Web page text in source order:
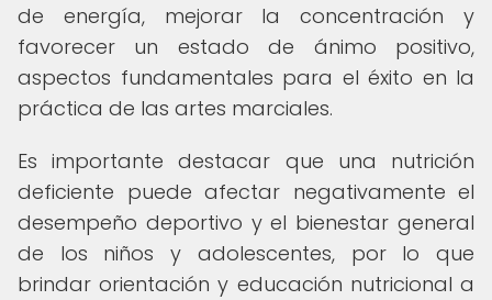
de energía, mejorar la concentración y
favorecer un estado de ánimo positivo,
aspectos fundamentales para el éxito en la
práctica de las artes marciales.
Es importante destacar que una nutrición
deficiente puede afectar negativamente el
desempeño deportivo y el bienestar general
de los niños y adolescentes, por lo que
brindar orientación y educación nutricional a